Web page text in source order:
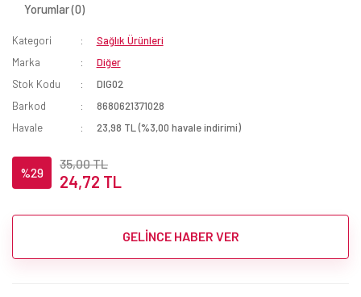
Yorumlar (0)
Kategori
Sağlık Ürünleri
Marka
Diğer
Stok Kodu
DIG02
Barkod
8680621371028
Havale
23,98 TL (%3,00 havale indirimi)
%29
35,00 TL
24,72 TL
GELİNCE HABER VER